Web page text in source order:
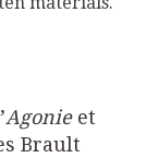
Agonieet
Brault